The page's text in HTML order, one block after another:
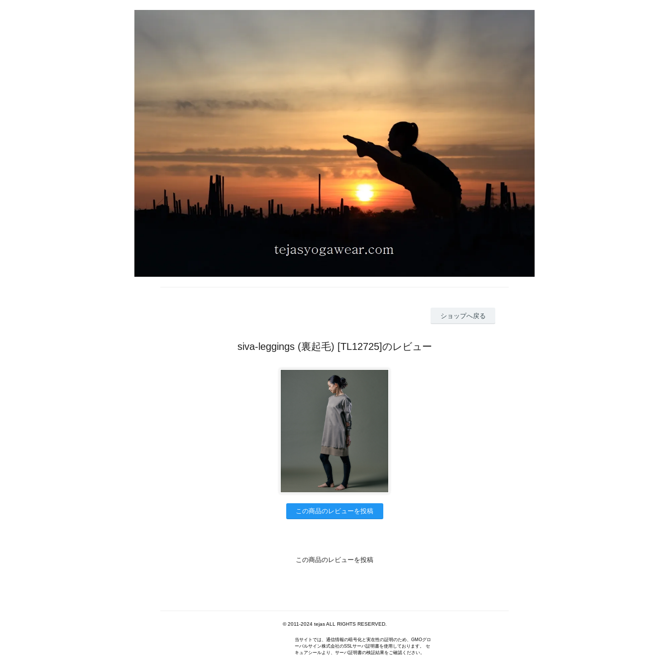
ショップへ戻る
siva-leggings (裏起毛) [TL12725]のレビュー
この商品のレビューを投稿
この商品のレビューを投稿
© 2011-2024 tejas ALL RIGHTS RESERVED.
当サイトでは、通信情報の暗号化と実在性の証明のため、GMOグロ
ーバルサイン株式会社のSSLサーバ証明書を使用しております。 セ
キュアシールより、サーバ証明書の検証結果をご確認ください。